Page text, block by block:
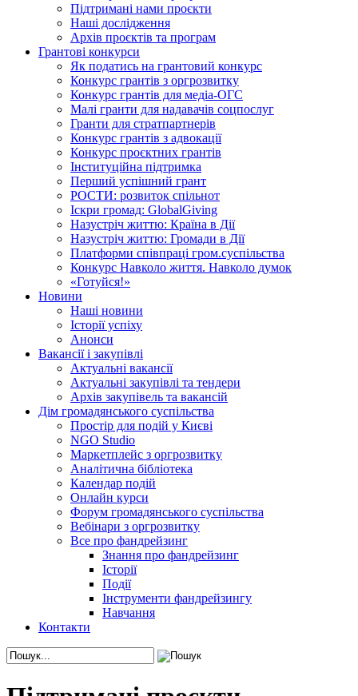
Підтримані нами проєкти
Наші дослідження
Архів проєктів та програм
Грантові конкурси
Як податись на грантовий конкурс
Конкурс грантів з оргрозвитку
Конкурс грантів для медіа-ОГС
Малі гранти для надавачів соцпослуг
Гранти для стратпартнерів
Конкурс грантів з адвокації
Конкурс проєктних грантів
Інституційна підтримка
Перший успішний грант
РОСТИ: розвиток спільнот
Іскри громад: GlobalGiving
Назустріч життю: Країна в Дії
Назустріч життю: Громади в Дії
Платформи співпраці гром.суспільства
Конкурс Навколо життя. Навколо думок
«Готуйся!»
Новини
Наші новини
Історії успіху
Анонси
Вакансії і закупівлі
Актуальні вакансії
Актуальні закупівлі та тендери
Архів закупівель та вакансій
Дім громадянського суспільства
Простір для подій у Києві
NGO Studio
Маркетплейс з оргрозвитку
Аналітична бібліотека
Календар подій
Онлайн курси
Форум громадянського суспільства
Вебінари з оргрозвитку
Все про фандрейзинг
Знання про фандрейзинг
Історії
Події
Інструменти фандрейзингу
Навчання
Контакти